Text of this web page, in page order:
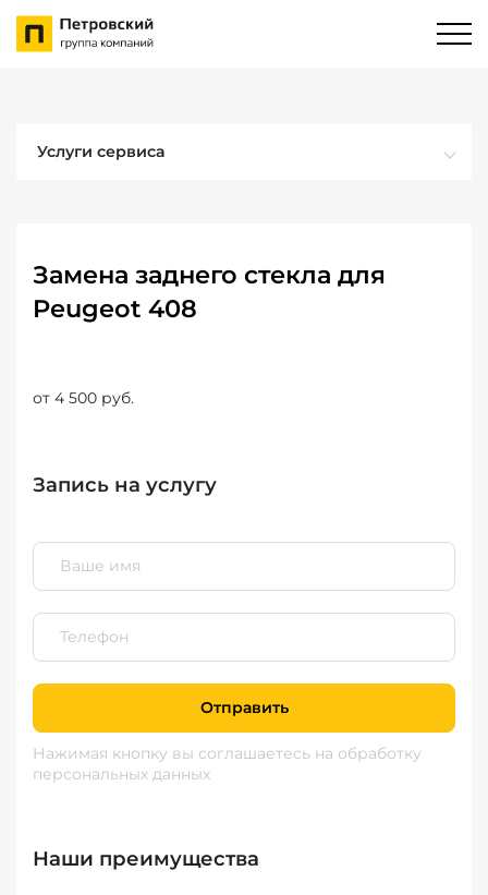
Услуги сервиса
Замена заднего стекла для
Peugeot 408
от 4 500 руб.
Запись на услугу
Отправить
Нажимая кнопку вы соглашаетесь на обработку
персональных данных
Наши преимущества